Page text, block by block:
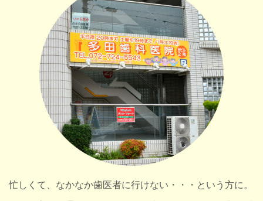
忙しくて、なかなか歯医者に行けない・・・という方に。